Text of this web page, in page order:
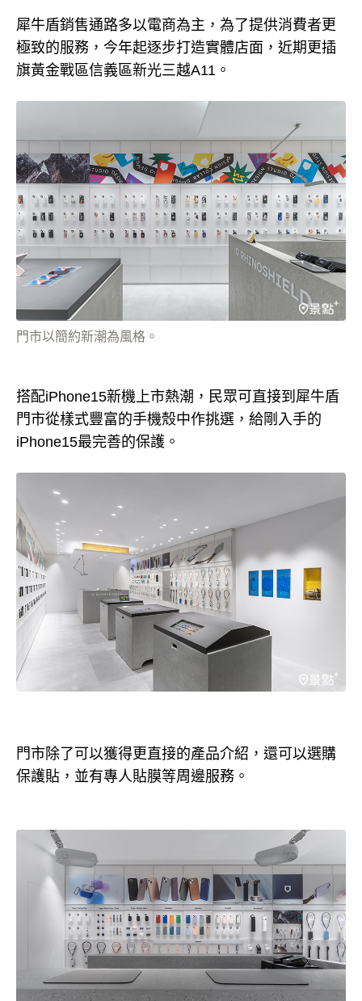
犀牛盾銷售通路多以電商為主，為了提供消費者更
極致的服務，今年起逐步打造實體店面，近期更插
旗黃金戰區信義區新光三越A11。
門市以簡約新潮為風格。
搭配iPhone15新機上市熱潮，民眾可直接到犀牛盾
門市從樣式豐富的手機殼中作挑選，給剛入手的
iPhone15最完善的保護。
門市除了可以獲得更直接的產品介紹，還可以選購
保護貼，並有專人貼膜等周邊服務。